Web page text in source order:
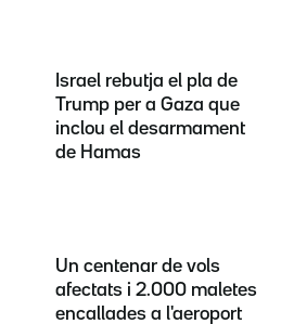
Israel rebutja el pla de
Trump per a Gaza que
inclou el desarmament
de Hamas
Un centenar de vols
afectats i 2.000 maletes
encallades a l'aeroport